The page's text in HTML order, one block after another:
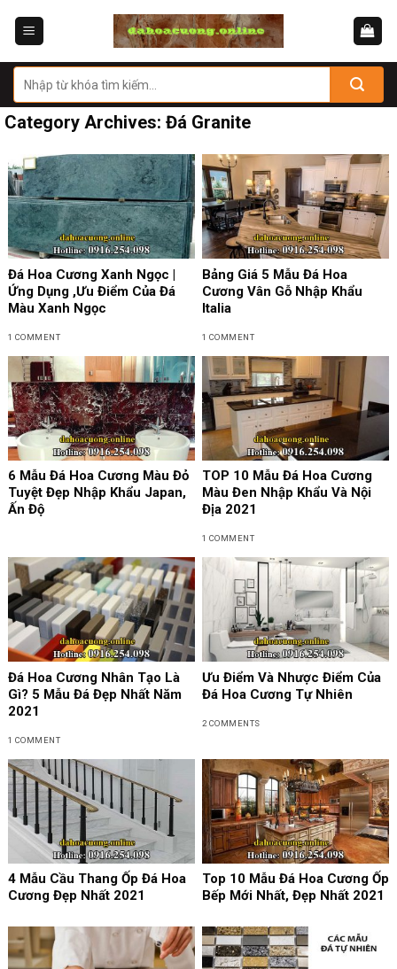
Tìm
kiếm:
Category Archives: Đá Granite
Đá Hoa Cương Xanh Ngọc |
Ứng Dụng ,Ưu Điểm Của Đá
Màu Xanh Ngọc
1 COMMENT
Bảng Giá 5 Mẫu Đá Hoa
Cương Vân Gỗ Nhập Khẩu
Italia
1 COMMENT
6 Mẫu Đá Hoa Cương Màu Đỏ
Tuyệt Đẹp Nhập Khẩu Japan,
Ấn Độ
TOP 10 Mẫu Đá Hoa Cương
Màu Đen Nhập Khẩu Và Nội
Địa 2021
1 COMMENT
Đá Hoa Cương Nhân Tạo Là
Gì? 5 Mẫu Đá Đẹp Nhất Năm
2021
1 COMMENT
Ưu Điểm Và Nhược Điểm Của
Đá Hoa Cương Tự Nhiên
2 COMMENTS
4 Mẫu Cầu Thang Ốp Đá Hoa
Cương Đẹp Nhất 2021
Top 10 Mẫu Đá Hoa Cương Ốp
Bếp Mới Nhất, Đẹp Nhất 2021